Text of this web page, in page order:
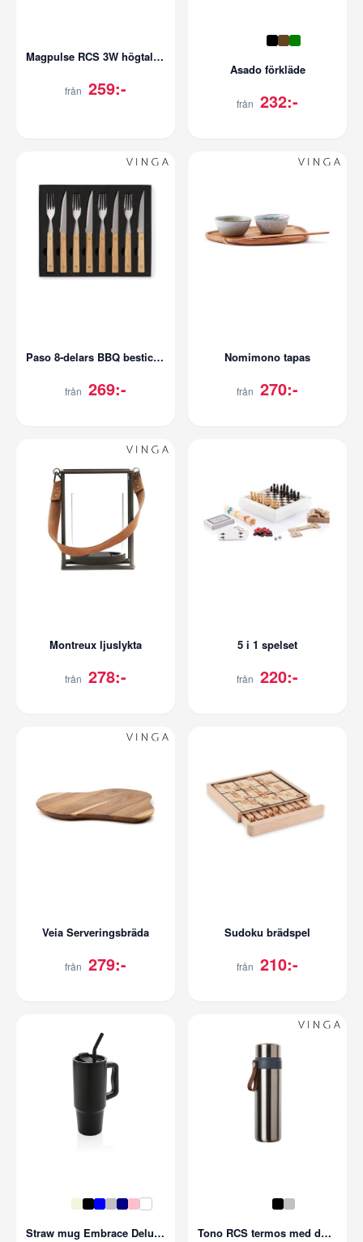
Magpulse RCS 3W högtalare med magnetisk hål
från 259:-
Asado förkläde
från 232:-
Paso 8-delars BBQ bestickset
från 269:-
Nomimono tapas
från 270:-
Montreux ljuslykta
från 278:-
5 i 1 spelset
från 220:-
Veia Serveringsbräda
från 279:-
Sudoku brädspel
från 210:-
Straw mug Embrace Deluxe 900 ml Tono RCS termos med dubbla muggar 750 ML